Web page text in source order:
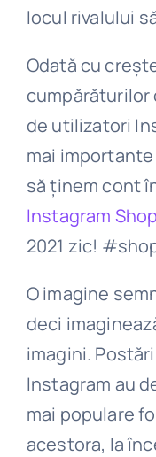
locul rivalului
Odată cu
cumpărăturilor
de utilizatori
mai
să ținem cont
Instagram
2021 zic!
O imagine
deci
imagini.
Instagram au
mai populare
acestora, la